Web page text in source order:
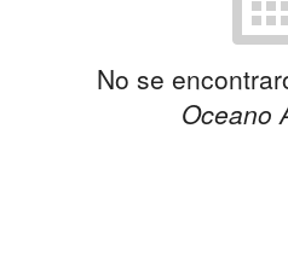
No se
Oceano